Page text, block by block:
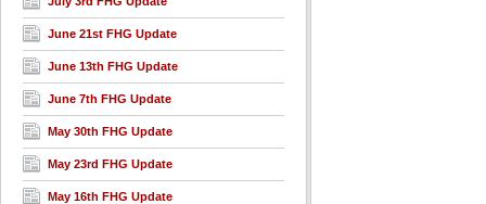
June 21st FHG Update
June 13th FHG Update
June 7th FHG Update
May 30th FHG Update
May 23rd FHG Update
May 16th FHG Update